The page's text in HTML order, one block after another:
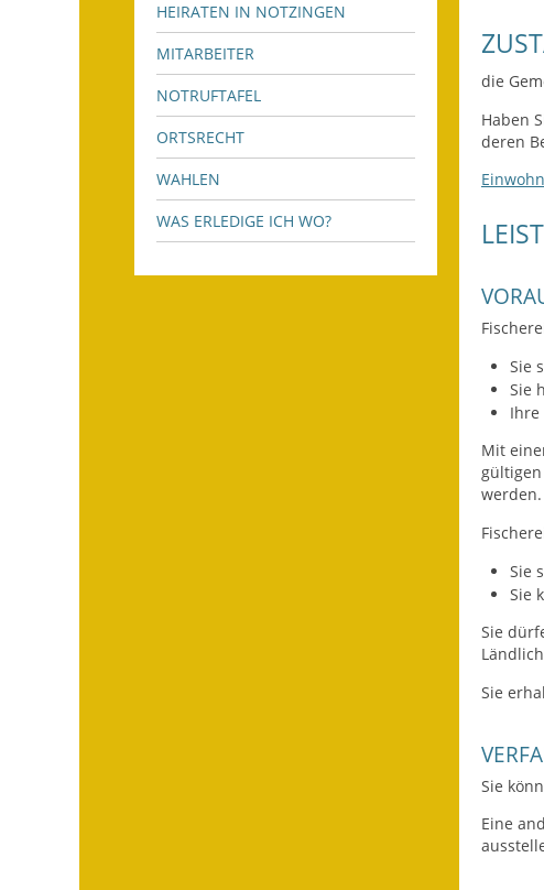
HEIRATEN IN NOTZINGEN
MITARBEITER
NOTRUFTAFEL
ORTSRECHT
WAHLEN
WAS ERLEDIGE ICH WO?
die
Haben
deren
Sie
Sie
Ihre
Mit
gültigen
werden.
Sie
Sie
Sie
Sie
Sie
Eine